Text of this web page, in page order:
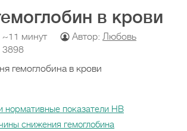
в крови
~11 минут Автор: Любовь
3898
нормативные показатели НВ
снижения гемоглобина